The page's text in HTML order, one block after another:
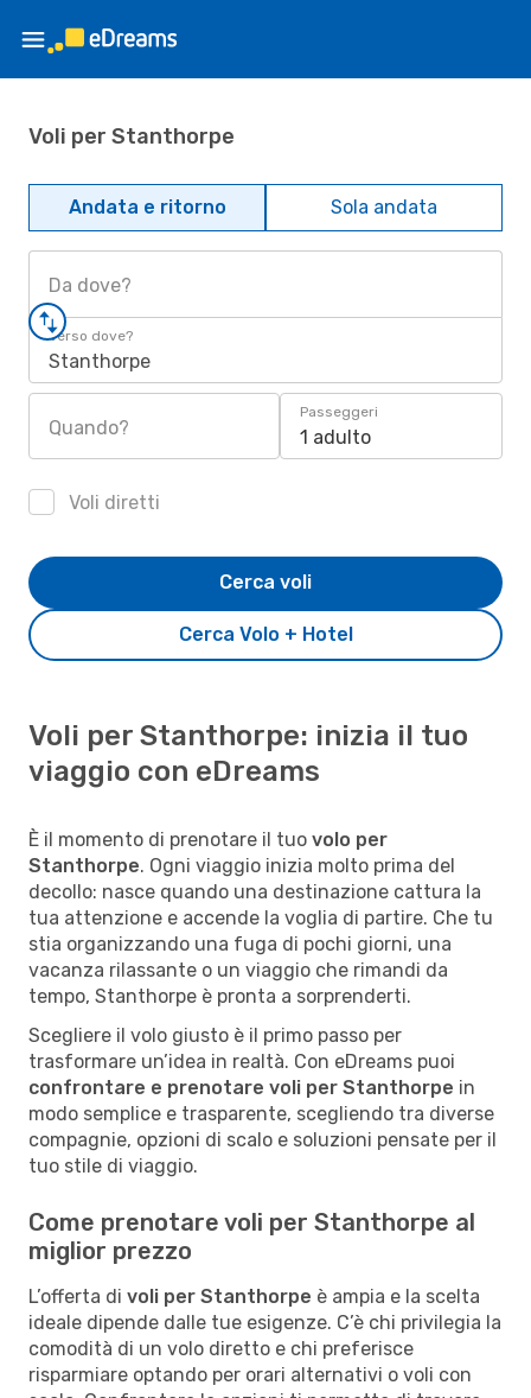
Voli per Stanthorpe
Andata e ritorno Sola andata
Da dove?
Verso dove?
Stanthorpe
Quando?
Passeggeri
1 adulto
Voli diretti
Cerca Volo + Hotel
Cerca voli
Voli per Stanthorpe: inizia il tuo
viaggio con eDreams
È il momento di prenotare il tuo volo per
Stanthorpe. Ogni viaggio inizia molto prima del
decollo: nasce quando una destinazione cattura la
tua attenzione e accende la voglia di partire. Che tu
stia organizzando una fuga di pochi giorni, una
vacanza rilassante o un viaggio che rimandi da
tempo, Stanthorpe è pronta a sorprenderti.
Scegliere il volo giusto è il primo passo per
trasformare un’idea in realtà. Con eDreams puoi
confrontare e prenotare voli per Stanthorpe in
modo semplice e trasparente, scegliendo tra diverse
compagnie, opzioni di scalo e soluzioni pensate per il
tuo stile di viaggio.
Come prenotare voli per Stanthorpe al
miglior prezzo
L’offerta di voli per Stanthorpe è ampia e la scelta
ideale dipende dalle tue esigenze. C’è chi privilegia la
comodità di un volo diretto e chi preferisce
risparmiare optando per orari alternativi o voli con